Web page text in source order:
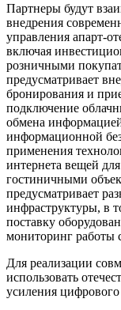
Партнеры будут
внедрения
управления апарт-
включая
розничными
предусматривает
бронирования и
подключение
обмена
информационной
применения
интернета вещей
гостиничными
предусматривает
инфраструктуры, в
поставку
мониторинг работы
Для реализации
использовать
усиления